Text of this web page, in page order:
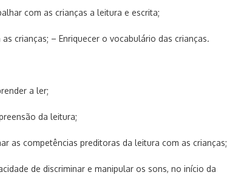
com as crianças a leitura e escrita;
crianças; – Enriquecer o vocabulário das crianças.
a ler;
da leitura;
as competências preditoras da leitura com as crianças;
de discriminar e manipular os sons, no início da